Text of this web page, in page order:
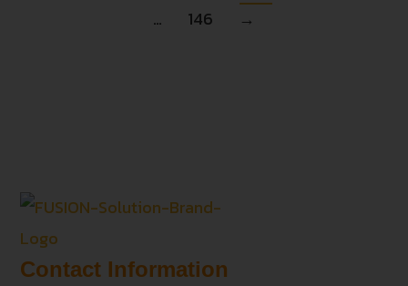
…
146 →
Contact Information